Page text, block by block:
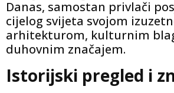
Danas, samostan privlači
cijelog svijeta svojom
arhitekturom, kulturnim
duhovnim značajem.
Istorijski pregled i